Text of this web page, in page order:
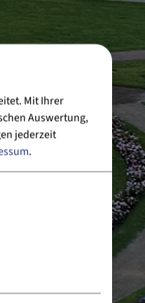
Mit Ihrer
Auswertung,
jederzeit
.